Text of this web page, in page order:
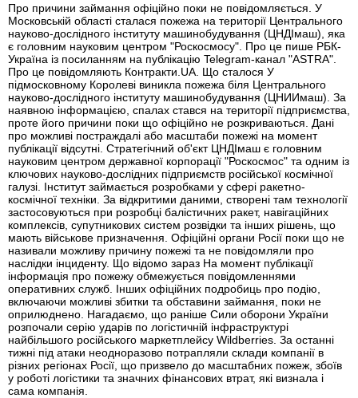
Про причини займання офіційно поки не повідомляється. У
Московській області сталася пожежа на території Центрального
науково-дослідного інституту машинобудування (ЦНДІмаш), яка
є головним науковим центром "Роскосмосу". Про це пише РБК-
Україна із посиланням на публікацію Telegram-канал "ASTRA".
Про це повідомляють Контракти.UA. Що сталося У
підмосковному Королеві виникла пожежа біля Центрального
науково-дослідного інституту машинобудування (ЦНИИмаш). За
наявною інформацією, спалах стався на території підприємства,
проте його причини поки що офіційно не розкриваються. Дані
про можливі постраждалі або масштаби пожежі на момент
публікації відсутні. Стратегічний об'єкт ЦНДІмаш є головним
науковим центром державної корпорації "Роскосмос" та одним із
ключових науково-дослідних підприємств російської космічної
галузі. Інститут займається розробками у сфері ракетно-
космічної техніки. За відкритими даними, створені там технології
застосовуються при розробці балістичних ракет, навігаційних
комплексів, супутникових систем розвідки та інших рішень, що
мають військове призначення. Офіційні органи Росії поки що не
називали можливу причину пожежі та не повідомляли про
наслідки інциденту. Що відомо зараз На момент публікації
інформація про пожежу обмежується повідомленнями
оперативних служб. Інших офіційних подробиць про подію,
включаючи можливі збитки та обставини займання, поки не
оприлюднено. Нагадаємо, що раніше Сили оборони України
розпочали серію ударів по логістичній інфраструктурі
найбільшого російського маркетплейсу Wildberries. За останні
тижні під атаки неодноразово потрапляли склади компанії в
різних регіонах Росії, що призвело до масштабних пожеж, збоїв
у роботі логістики та значних фінансових втрат, які визнала і
сама компанія.